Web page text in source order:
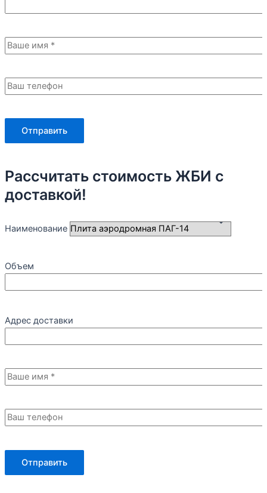
Рассчитать стоимость ЖБИ с
доставкой!
Наименование
Объем
Адрес доставки